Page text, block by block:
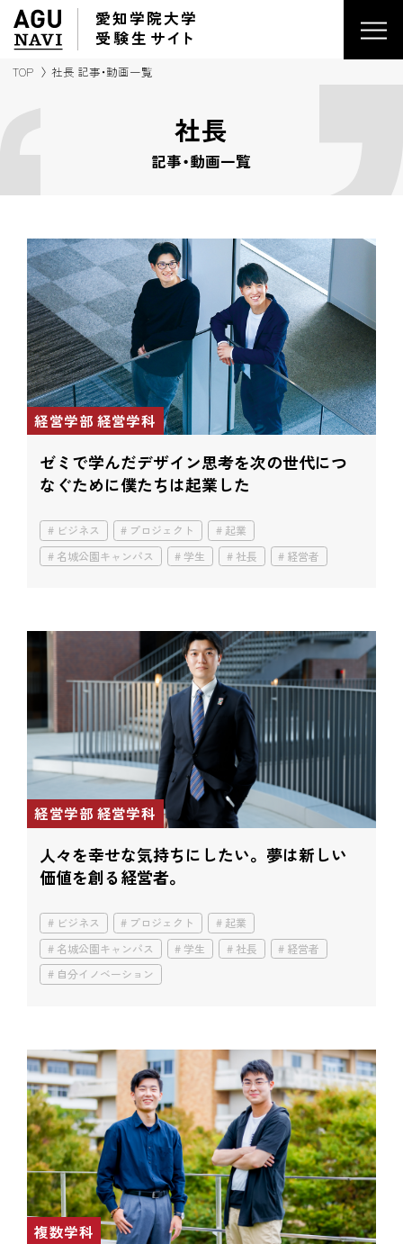
愛知学院大学
受験生 サイ ト
TOP 社長 記事・動画一覧
社長
記事・動画一覧
経営学部 経営学科
ゼミで学んだデザイン思考を次の世代につ
なぐために僕たちは起業した
ビジネス プロジェクト
起業
名城公園キャンパス
学生 社長 経営者
経営学部 経営学科
人々を幸せな気持ちにしたい。 夢は新しい
価値を創る経営者。
ビジネス プロジェクト
起業
名城公園キャンパス
学生 社長
経営者
自分イノベーション
複数学科